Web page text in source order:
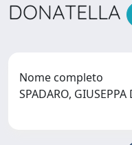
DONATELLA
Nome completo
SPADARO, GIUSEPPA